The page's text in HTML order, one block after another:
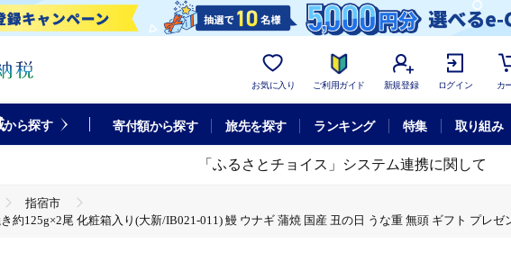
お気に入り ご利用ガイド 新規登録 ログイン カ
から探す 寄付額から探す 旅先を探す ランキング 特集 取り組み
「ふるさとチョイス」システム連携に関して
指宿市
約125g×2尾 化粧箱入り(大新/IB021-011) 鰻 ウナギ 蒲焼 国産 丑の日 うな重 無頭 ギフト プレ